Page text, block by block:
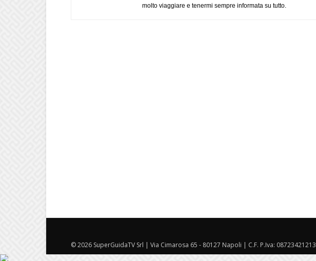
molto viaggiare e tenermi sempre informata su tutto.
© 2026 SuperGuidaTV Srl | Via Cimarosa 65 - 80127 Napoli | C.F. P.Iva: 08723421213